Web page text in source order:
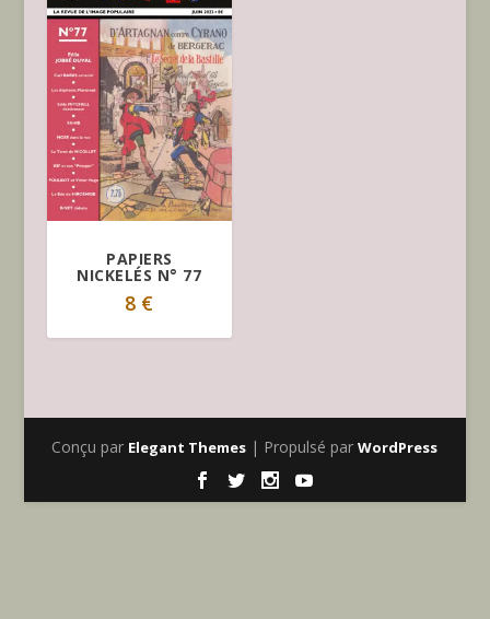
PAPIERS
NICKELÉS N° 77
8 €
Conçu par Elegant Themes | Propulsé parWordPress